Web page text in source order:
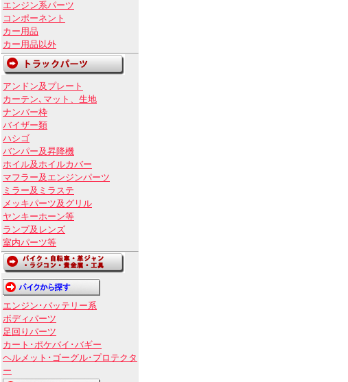
エンジン系パーツ
コンポーネント
カー用品
カー用品以外
アンドン及プレート
カーテン､マット、生地
ナンバー枠
バイザー類
ハシゴ
バンパー及昇降機
ホイル及ホイルカバー
マフラー及エンジンパーツ
ミラー及ミラステ
メッキパーツ及グリル
ヤンキーホーン等
ランプ及レンズ
室内パーツ等
エンジン･バッテリー系
ボディパーツ
足回りパーツ
カート･ポケバイ･バギー
ヘルメット･ゴーグル･プロテクタ
ー